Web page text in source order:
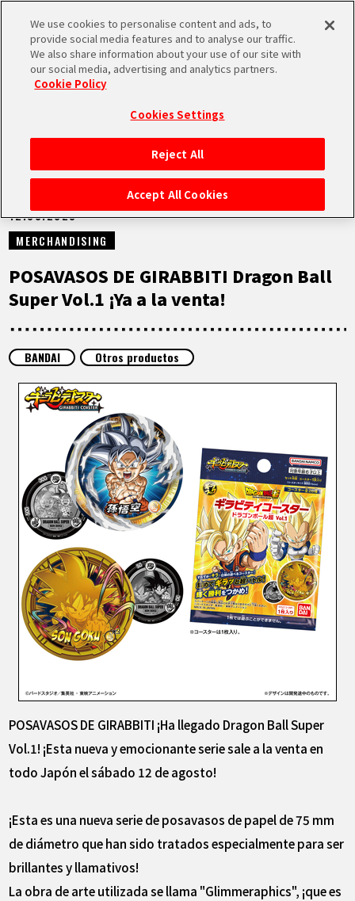
MEN
INICIO
NOTICIAS
LO MÁS DESTACADO
ARTÍCULOS
ACERCA DE
LANGUAGE
JP
EN FR DE ES
NOTICIAS
12.08.2023
MERCHANDISING
POSAVASOS DE GIRABBITI Dragon Ball
Super Vol.1 ¡Ya a la venta!
BANDAI Otros productos
POSAVASOS DE GIRABBITI ¡Ha llegado Dragon Ball Super
Vol.1! ¡Esta nueva y emocionante serie sale a la venta en
todo Japón el sábado 12 de agosto!
¡Esta es una nueva serie de posavasos de papel de 75 mm
de diámetro que han sido tratados especialmente para ser
brillantes y llamativos!
La obra de arte utilizada se llama "Glimmeraphics", ¡que es
We use cookies to personalise content and ads, to
provide social media features and to analyse our traffic.
We also share information about your use of our site with
our social media, advertising and analytics partners.
Cookie Policy
Cookies Settings
Reject All
Accept All Cookies